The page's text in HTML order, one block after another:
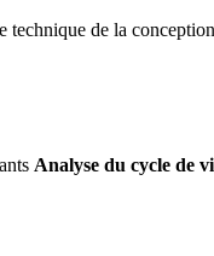
de la
Analyse du cycle de